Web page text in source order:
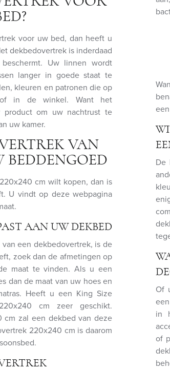
voor uw bed, dan heeft u
dekbedovertrek is inderdaad
Uw linnen wordt
langer in goede staat te
kleuren en patronen die op
in de winkel. Want het
product om uw nachtrust te
uw kamer.
VAN
BEDDENGOED
cm wilt kopen, dan is
U vindt op deze webpagina
AAN UW DEKBED
een dekbedovertrek, is de
zoek dan de afmetingen op
maat te vinden. Als u een
dan de maat van uw hoes en
Heeft u een King Size
cm zeer geschikt.
cm zal een dekbed van deze
220x240 cm is daarom
De
Of
in
of